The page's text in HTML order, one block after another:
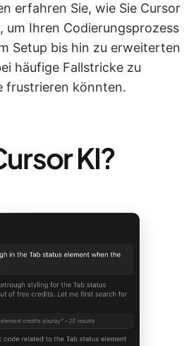
erfahren Sie, wie Sie Cursor
um Ihren Codierungsprozess
Setup bis hin zu erweiterten
häufige Fallstricke zu
frustrieren könnten.
KI?